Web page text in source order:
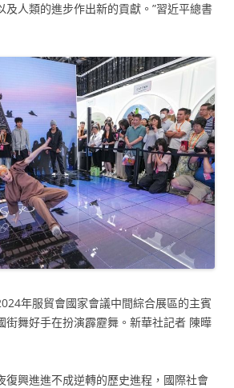
及人類的進步作出新的貢獻。”習近平總書
年服貿會國家會議中間綜合展區的主賓
街舞好手在扮演霹靂舞。新華社記者 陳曄
復興進進不成逆轉的歷史進程，國際社會